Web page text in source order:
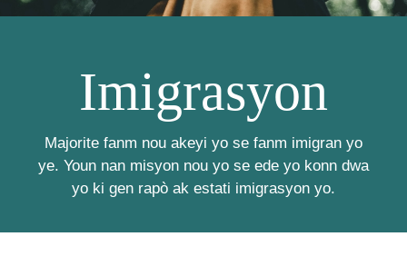
Imigrasyon
Majorite fanm nou akeyi yo se fanm imigran yo
ye. Youn nan misyon nou yo se ede yo konn dwa
yo ki gen rapò ak estati imigrasyon yo.